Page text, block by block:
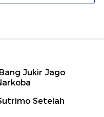
Jukir Jago
Setelah